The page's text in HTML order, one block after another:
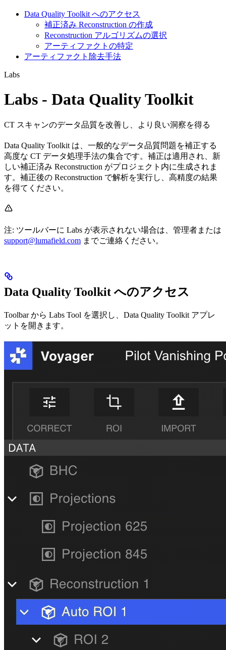
Data Quality Toolkit へのアクセス
補正済み Reconstruction の作成
Reconstruction アルゴリズムの選択
アーティファクトの特定
アーティファクト除去手法
Labs
Labs - Data Quality Toolkit
CT スキャンのデータ品質を改善し、より良い洞察を得る
Data Quality Toolkit は、一般的なデータ品質問題を補正する
高度な CT データ処理手法の集合です。補正は適用され、新
しい補正済み Reconstruction がプロジェクト内に生成されま
す。補正後の Reconstruction で解析を実行し、高精度の結果
を得てください。
注: ツールバーに Labs が表示されない場合は、管理者または
support@lumafield.com までご連絡ください。
Data Quality Toolkit へのアクセス
Toolbar から Labs Tool を選択し、Data Quality Toolkit アプレ
ットを開きます。